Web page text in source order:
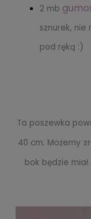
2 mb
sznurek, nie
pod ręką :)
Ta poszewka
40 cm. Możemy
bok będzie